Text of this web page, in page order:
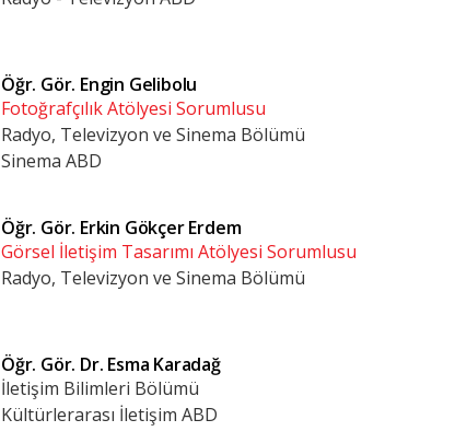
Öğr. Gör. Engin Gelibolu
Fotoğrafçılık Atölyesi Sorumlusu
Radyo, Televizyon ve Sinema Bölümü
Sinema ABD
Öğr. Gör. Erkin Gökçer Erdem
Görsel İletişim Tasarımı Atölyesi Sorumlusu
Radyo, Televizyon ve Sinema Bölümü
Öğr. Gör. Dr. Esma Karadağ
İletişim Bilimleri Bölümü
Kültürlerarası İletişim ABD